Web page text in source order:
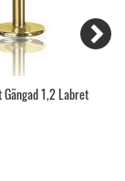
Gängad 1,2 Labret